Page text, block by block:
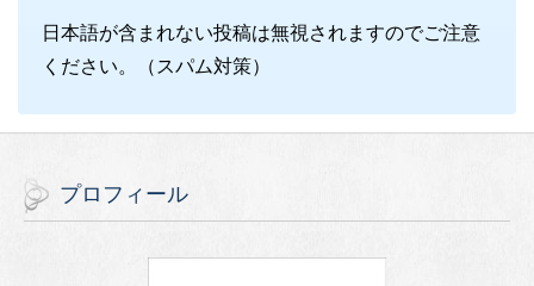
日本語が含まれない投稿は無視されますのでご注意
ください。（スパム対策）
プロフィール